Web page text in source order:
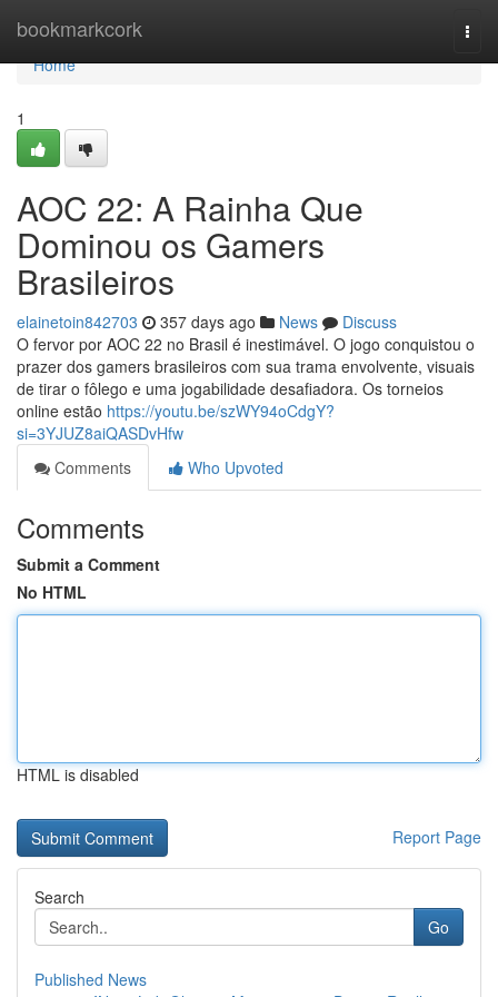
bookmarkcork
Home
Home
1
AOC 22: A Rainha Que
Dominou os Gamers
Brasileiros
elainetoin842703 357 days ago News
Discuss
O fervor por AOC 22 no Brasil é inestimável. O jogo conquistou o
prazer dos gamers brasileiros com sua trama envolvente, visuais
de tirar o fôlego e uma jogabilidade desafiadora. Os torneios
online estão https://youtu.be/szWY94oCdgY?
si=3YJUZ8aiQASDvHfw
Comments
Who Upvoted
Comments
Submit a Comment
No HTML
HTML is disabled
Report Page
Search
Go
Published News